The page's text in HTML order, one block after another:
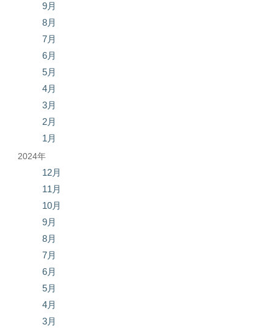
9月
8月
7月
6月
5月
4月
3月
2月
1月
2024年
12月
11月
10月
9月
8月
7月
6月
5月
4月
3月